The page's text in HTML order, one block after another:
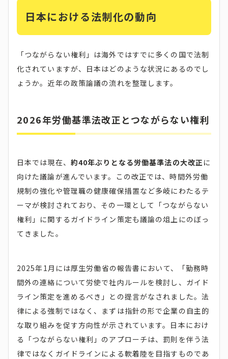
日本における法制化の動向
「つながらない権利」は海外ではすでに多くの国で法制
化されていますが、日本はどのような状況にあるのでし
ょうか。近年の政策論議の流れを整理します。
2026年労働基準法改正とつながらない権利
日本では現在、 約40年ぶりとなる労働基準法の大改正 に
向けた議論が進んでいます。この改正では、時間外労働
規制の強化や管理職の健康確保措置など多岐にわたるテ
ーマが検討されており、その一環として「つながらない
権利」に関するガイドライン策定も議論の俎上にのぼっ
てきました。
2025年1月には厚生労働省の報告書において、「勤務時
間外の連絡について労使で社内ルールを検討し、ガイド
ライン策定を進めるべき」との提言がなされました。法
律による強制ではなく、まずは指針の形で企業の自主的
な取り組みを促す方向性が示されています。日本におけ
る「つながらない権利」のアプローチは、罰則を伴う法
律ではなくガイドラインによる軟着陸を目指すものであ